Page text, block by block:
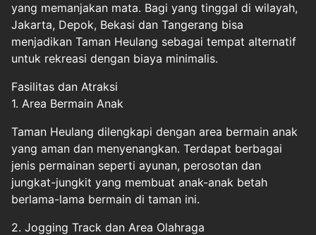
yang memanjakan mata. Bagi yang tinggal di wilayah,
Jakarta, Depok, Bekasi dan Tangerang bisa
menjadikan Taman Heulang sebagai tempat alternatif
untuk rekreasi dengan biaya minimalis.
Fasilitas dan Atraksi
1. Area Bermain Anak
Taman Heulang dilengkapi dengan area bermain anak
yang aman dan menyenangkan. Terdapat berbagai
jenis permainan seperti ayunan, perosotan dan
jungkat-jungkit yang membuat anak-anak betah
berlama-lama bermain di taman ini.
2. Jogging Track dan Area Olahraga